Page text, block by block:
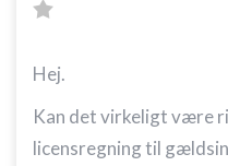
Hej.
Kan det virkeligt være
licensregning til